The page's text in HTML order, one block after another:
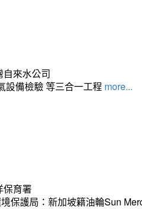
來水公司
設備檢驗 等三合一工程 more...
保育署
保護局：新加坡籍油輪Sun